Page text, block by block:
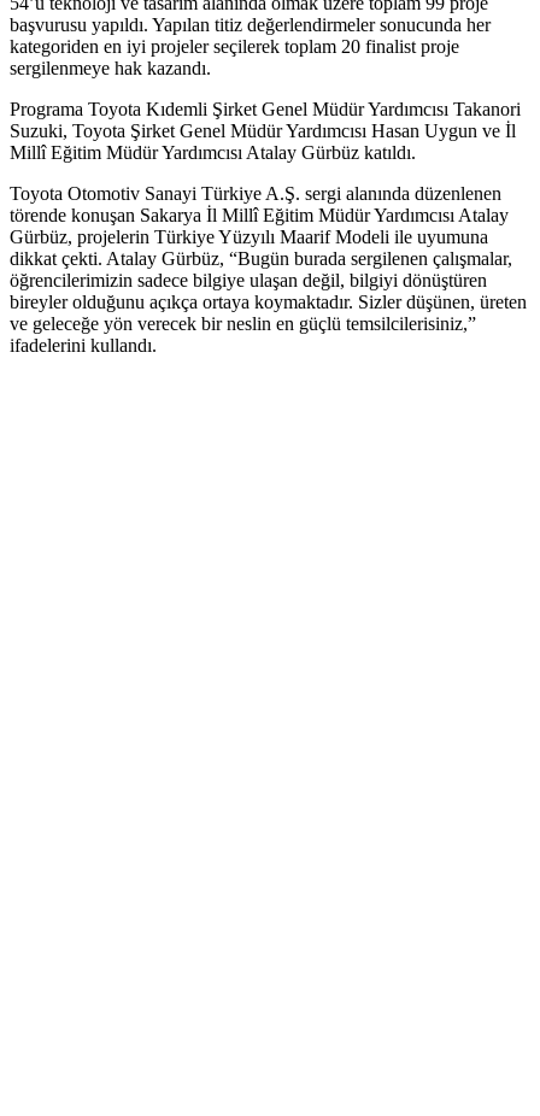
başvurusu yapıldı. Yapılan titiz değerlendirmeler sonucunda her
kategoriden en iyi projeler seçilerek toplam 20 finalist proje
sergilenmeye hak kazandı.
Programa Toyota Kıdemli Şirket Genel Müdür Yardımcısı Takanori
Suzuki, Toyota Şirket Genel Müdür Yardımcısı Hasan Uygun ve İl
Millî Eğitim Müdür Yardımcısı Atalay Gürbüz katıldı.
Toyota Otomotiv Sanayi Türkiye A.Ş. sergi alanında düzenlenen
törende konuşan Sakarya İl Millî Eğitim Müdür Yardımcısı Atalay
Gürbüz, projelerin Türkiye Yüzyılı Maarif Modeli ile uyumuna
dikkat çekti. Atalay Gürbüz, “Bugün burada sergilenen çalışmalar,
öğrencilerimizin sadece bilgiye ulaşan değil, bilgiyi dönüştüren
bireyler olduğunu açıkça ortaya koymaktadır. Sizler düşünen, üreten
ve geleceğe yön verecek bir neslin en güçlü temsilcilerisiniz,”
ifadelerini kullandı.